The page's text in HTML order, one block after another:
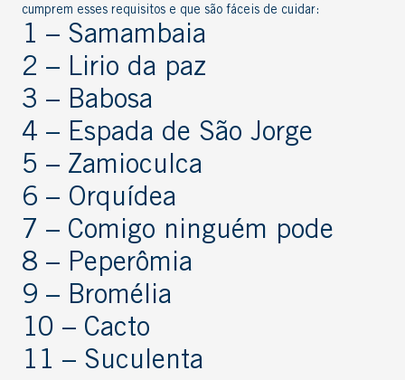
cumprem esses requisitos e que são fáceis de cuidar:
1 – Samambaia
2 – Lirio da paz
3 – Babosa
4 – Espada de São Jorge
5 – Zamioculca
6 – Orquídea
7 – Comigo ninguém pode
8 – Peperômia
9 – Bromélia
10 – Cacto
11 – Suculenta